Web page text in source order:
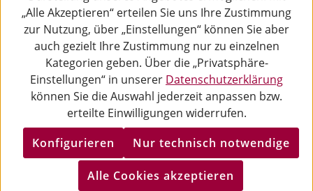
„Alle Akzeptieren“ erteilen Sie uns Ihre Zustimmung
zur Nutzung, über „Einstellungen“ können Sie aber
auch gezielt Ihre Zustimmung nur zu einzelnen
Kategorien geben. Über die „Privatsphäre-
Einstellungen“ in unserer Datenschutzerklärung
können Sie die Auswahl jederzeit anpassen bzw.
erteilte Einwilligungen widerrufen.
Nur technisch notwendige
Konfigurieren
Alle Cookies akzeptieren